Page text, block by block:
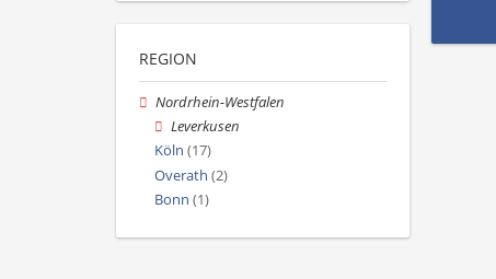
REGION
Nordrhein-Westfalen
Leverkusen
Köln (17)
Overath (2)
Bonn (1)